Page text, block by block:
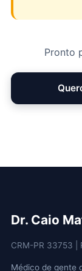
Pronto
Dr. Caio
CRM-PR 33753 |
Médico de gente